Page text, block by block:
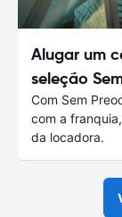
Alugar um
seleção
Com Sem
com a
da locadora.